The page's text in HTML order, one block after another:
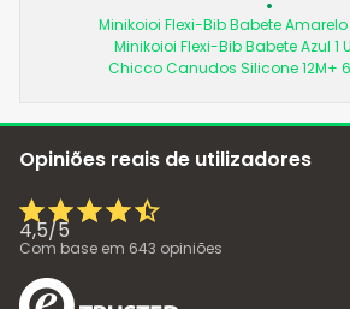
Minikoioi Flexi-Bib Babete
Minikoioi Flexi-Bib Babete Azul 1
Chicco Canudos Silicone 12M+
Opiniões reais de utilizadores
4,5/5
Com base em 643 opiniões